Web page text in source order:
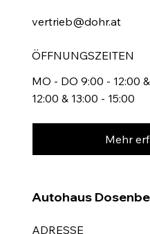
vertrieb@dohr.at
ÖFFNUNGSZEITEN
MO - DO 9:00 - 12:00
12:00 & 13:00 - 15:00
Mehr
Autohaus
ADRESSE